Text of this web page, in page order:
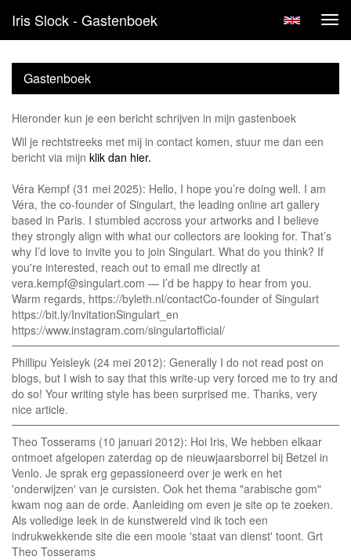
Iris Slock - Gastenboek
Gastenboek
Hieronder kun je een bericht schrijven in mijn gastenboek
Wil je rechtstreeks met mij in contact komen, stuur me dan een
bericht via mijn klik dan hier.
Véra Kempf (31 mei 2025): Hello, I hope you’re doing well. I am
Véra, the co-founder of Singulart, the leading online art gallery
based in Paris. I stumbled accross your artworks and I believe
they strongly align with what our collectors are looking for. That’s
why I’d love to invite you to join Singulart. What do you think? If
you're interested, reach out to email me directly at
vera.kempf@singulart.com — I’d be happy to hear from you.
Warm regards, https://byleth.nl/contactCo-founder of Singulart
https://bit.ly/InvitationSingulart_en
https://www.instagram.com/singulartofficial/
Phillipu Yeisleyk (24 mei 2012): Generally I do not read post on
blogs, but I wish to say that this write-up very forced me to try and
do so! Your writing style has been surprised me. Thanks, very
nice article.
Theo Tosserams (10 januari 2012): Hoi Iris, We hebben elkaar
ontmoet afgelopen zaterdag op de nieuwjaarsborrel bij Betzel in
Venlo. Je sprak erg gepassioneerd over je werk en het
'onderwijzen' van je cursisten. Ook het thema "arabische gom"
kwam nog aan de orde. Aanleiding om even je site op te zoeken.
Als volledige leek in de kunstwereld vind ik toch een
indrukwekkende site die een mooie 'staat van dienst' toont. Grt
Theo Tosserams